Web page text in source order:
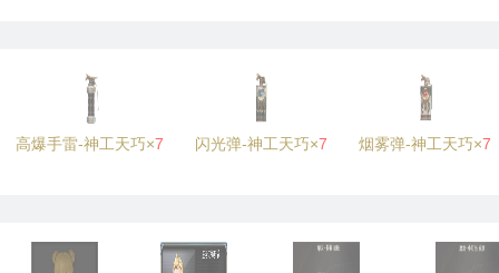
高爆手雷-神工天巧×7 闪光弹-神工天巧×7 烟雾弹-神工天巧×7